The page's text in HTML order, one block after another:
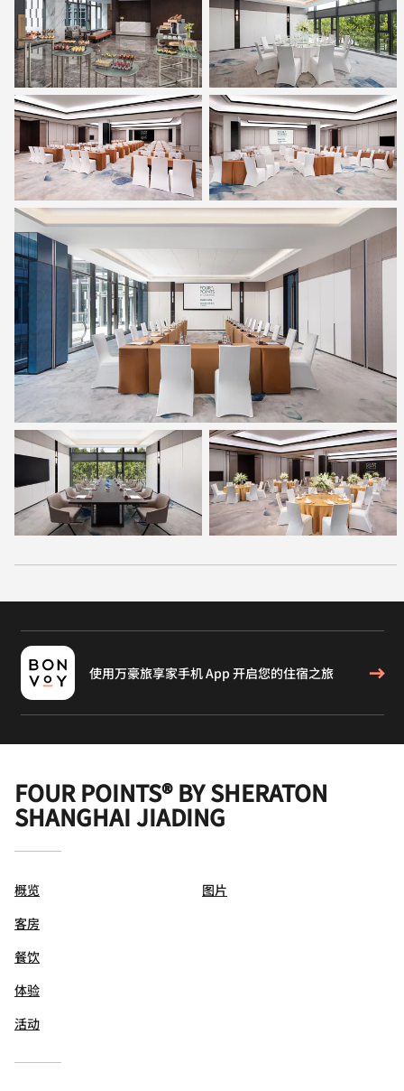
使用万豪旅享家手机 App 开启您的住宿之旅
FOUR POINTS® BY SHERATON
SHANGHAI JIADING
概览
客房
餐饮
体验
活动
图片